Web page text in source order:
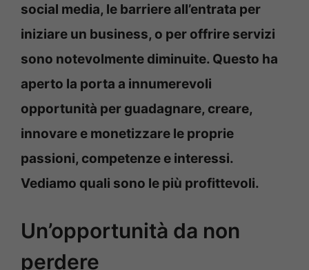
social media, le barriere all’entrata per
iniziare un business, o per offrire servizi
sono notevolmente diminuite. Questo ha
aperto la porta a innumerevoli
opportunità per guadagnare, creare,
innovare e monetizzare le proprie
passioni, competenze e interessi.
Vediamo quali sono le più profittevoli.
Un’opportunità da non
perdere